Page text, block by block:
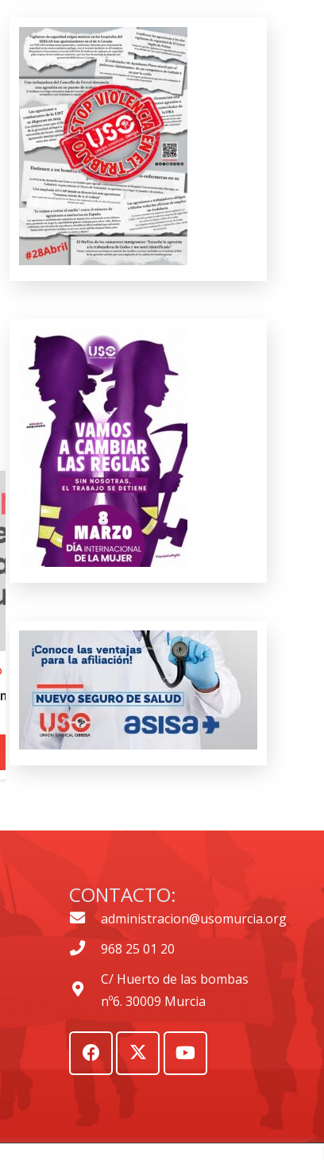
SALUD LABORAL
Procedimiento práctico ante
roja por calor
+ INFO
CONTACTO:
administracion@usomurcia.org
968 25 01 20
C/ Huerto de las bombas
nº6. 30009 Murcia